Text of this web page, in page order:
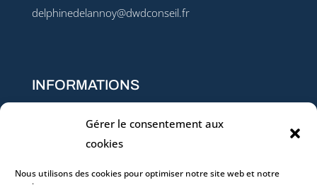
Gérer le consentement aux
cookies
Nous utilisons des cookies pour optimiser notre site web et notre
delphinedelannoy@dwdconseil.fr
INFORMATIONS
Conditions générales de vente
Règlement intérieur
QUALIOPI)